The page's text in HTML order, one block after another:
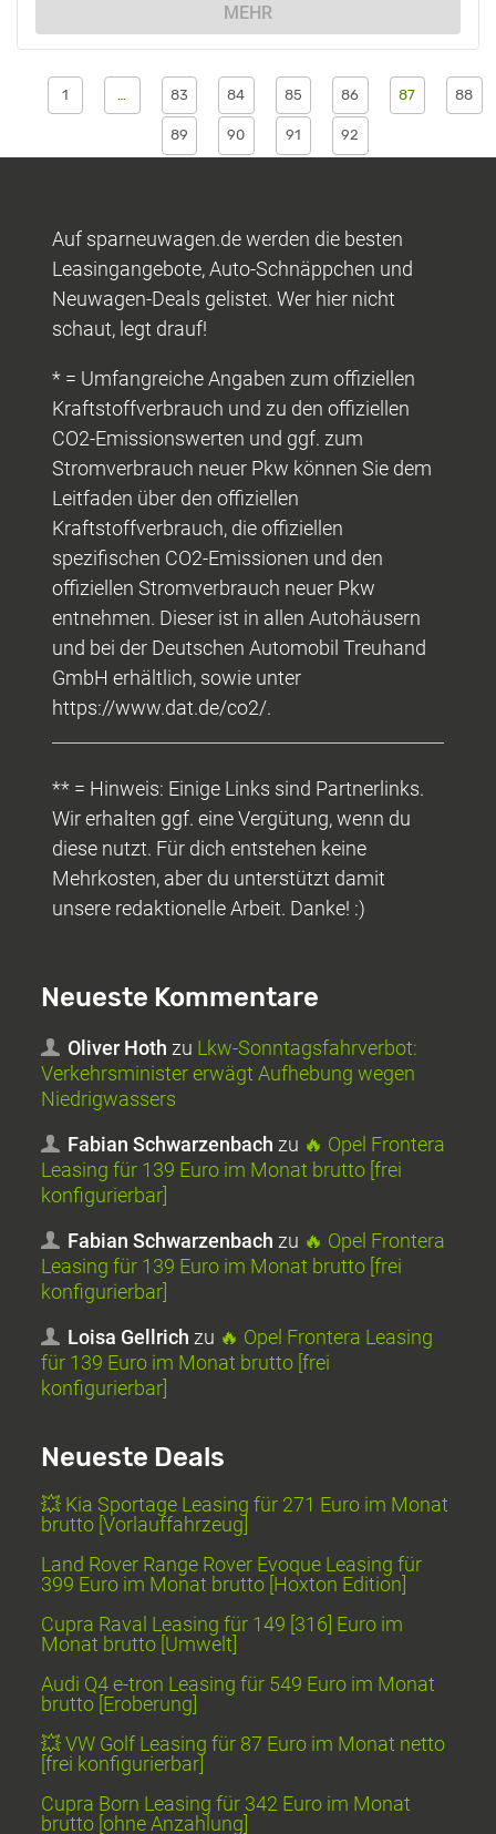
MEHR
1 83 84 85 86 87 88
89 90 91 92
Auf sparneuwagen.de werden die besten
Leasingangebote, Auto-Schnäppchen und
Neuwagen-Deals gelistet. Wer hier nicht
schaut, legt drauf!
* = Umfangreiche Angaben zum offiziellen
Kraftstoffverbrauch und zu den offiziellen
CO2-Emissionswerten und ggf. zum
Stromverbrauch neuer Pkw können Sie dem
Leitfaden über den offiziellen
Kraftstoffverbrauch, die offiziellen
spezifischen CO2-Emissionen und den
offiziellen Stromverbrauch neuer Pkw
entnehmen. Dieser ist in allen Autohäusern
und bei der Deutschen Automobil Treuhand
GmbH erhältlich, sowie unter
https://www.dat.de/co2/.
** = Hinweis: Einige Links sind Partnerlinks.
Wir erhalten ggf. eine Vergütung, wenn du
diese nutzt. Für dich entstehen keine
Mehrkosten, aber du unterstützt damit
unsere redaktionelle Arbeit. Danke! :)
Neueste Kommentare
Oliver Hoth zu Lkw-Sonntagsfahrverbot:
Verkehrsminister erwägt Aufhebung wegen
Niedrigwassers
Fabian Schwarzenbach zu 🔥 Opel Frontera
Leasing für 139 Euro im Monat brutto [frei
konfigurierbar]
Fabian Schwarzenbach zu 🔥 Opel Frontera
Leasing für 139 Euro im Monat brutto [frei
konfigurierbar]
Loisa Gellrich zu 🔥 Opel Frontera Leasing
für 139 Euro im Monat brutto [frei
konfigurierbar]
Neueste Deals
💥 Kia Sportage Leasing für 271 Euro im Monat
brutto [Vorlauffahrzeug]
Land Rover Range Rover Evoque Leasing für
399 Euro im Monat brutto [Hoxton Edition]
Cupra Raval Leasing für 149 [316] Euro im
Monat brutto [Umwelt]
Audi Q4 e-tron Leasing für 549 Euro im Monat
brutto [Eroberung]
💥 VW Golf Leasing für 87 Euro im Monat netto
[frei konfigurierbar]
Cupra Born Leasing für 342 Euro im Monat
brutto [ohne Anzahlung]